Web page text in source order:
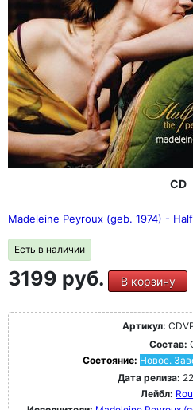
CD
Madeleine Peyroux (geb. 1974) -
Есть в наличии
3199 руб. В корзину
Артикул:
Состав:
Состояние: Новое.
Дата релиза:
Лейбл: